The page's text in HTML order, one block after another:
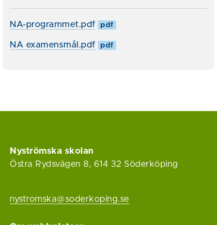
NA-programmet.pdf pdf
NA examensmål.pdf pdf
Nyströmska skolan
Östra Rydsvägen 8, 614 32 Söderköping
nystromska@soderkoping.se